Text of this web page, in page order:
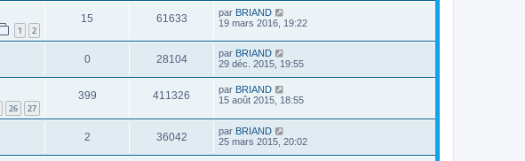
1 2
15 61633 par BRIAND
19 mars 2016, 19:22
0 28104 par BRIAND
29 déc. 2015, 19:55
26 27
399 411326 par BRIAND
15 août 2015, 18:55
2 36042 par BRIAND
25 mars 2015, 20:02